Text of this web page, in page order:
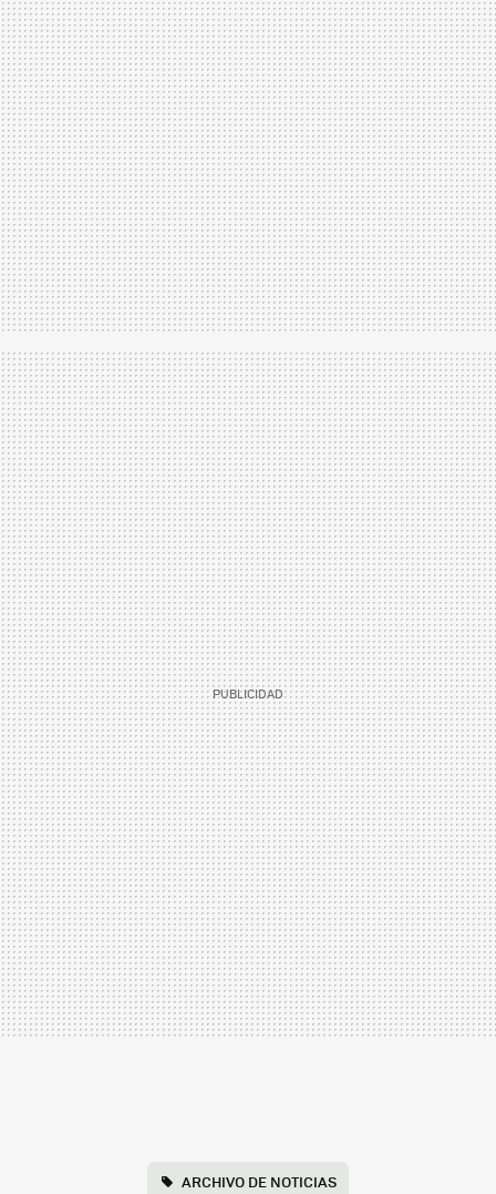
ARCHIVO DE NOTICIAS